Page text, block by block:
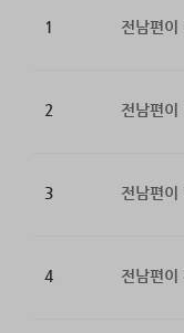
1 전남편이
2 전남편이
3 전남편이
4 전남편이